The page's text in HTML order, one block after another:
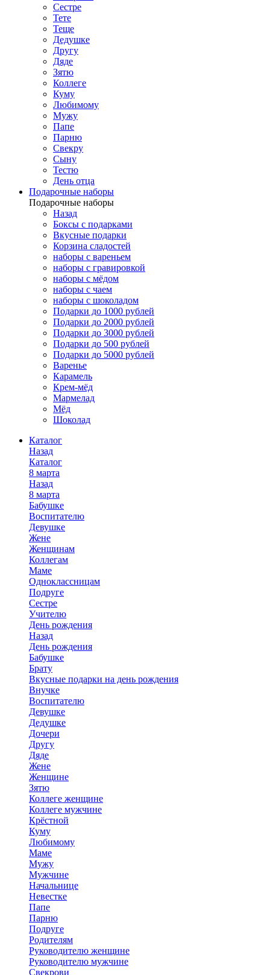
Сестре
Тете
Теще
Дедушке
Другу
Дяде
Зятю
Коллеге
Куму
Любимому
Мужу
Папе
Парню
Свекру
Сыну
Тестю
День отца
Подарочные наборы
Подарочные наборы
Назад
Боксы с подарками
Вкусные подарки
Корзина сладостей
наборы с вареньем
наборы с гравировкой
наборы с мёдом
наборы с чаем
наборы с шоколадом
Подарки до 1000 рублей
Подарки до 2000 рублей
Подарки до 3000 рублей
Подарки до 500 рублей
Подарки до 5000 рублей
Варенье
Карамель
Крем-мёд
Мармелад
Мёд
Шоколад
Каталог
Назад
Каталог
8 марта
Назад
8 марта
Бабушке
Воспитателю
Девушке
Жене
Женщинам
Коллегам
Маме
Одноклассницам
Подруге
Сестре
Учителю
День рождения
Назад
День рождения
Бабушке
Брату
Вкусные подарки на день рождения
Внучке
Воспитателю
Девушке
Дедушке
Дочери
Другу
Дяде
Жене
Женщине
Зятю
Коллеге женщине
Коллеге мужчине
Крёстной
Куму
Любимому
Маме
Мужу
Мужчине
Начальнице
Невестке
Папе
Парню
Подруге
Родителям
Руководителю женщине
Руководителю мужчине
Свекрови